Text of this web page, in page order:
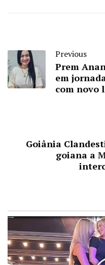
Previous
Prem
em
com novo
Goiânia
goiana a